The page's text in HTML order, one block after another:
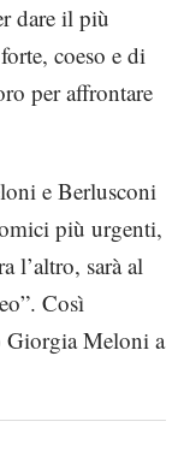
dare il più
coeso e di
per affrontare
e Berlusconi
più urgenti,
l’altro, sarà al
Così
Giorgia Meloni a